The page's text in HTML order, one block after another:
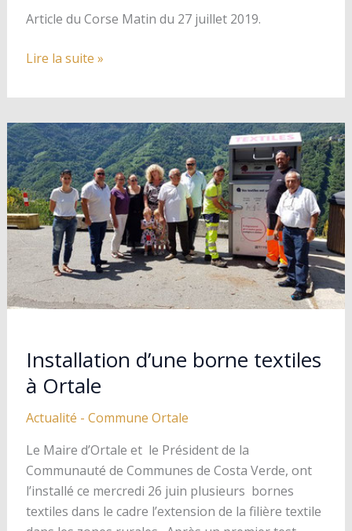
Article du Corse Matin du 27 juillet 2019.
Dominique
et
le
partenariat
Université
de
Corse
–
Inserm
Lire la suite »
Installation d’une borne textiles
à Ortale
Actualité - Commune Ortale
Le Maire d’Ortale et le Président de la
Communauté de Communes de Costa Verde, ont
l’installé ce mercredi 26 juin plusieurs bornes
textiles dans le cadre l’extension de la filière textile